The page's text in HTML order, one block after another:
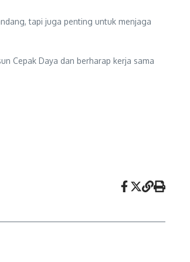
tapi juga penting untuk menjaga
Cepak Daya dan berharap kerja sama